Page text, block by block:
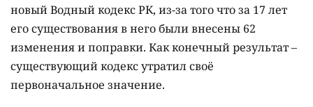
новый Водный кодекс РК, из-за того что за 17 лет
его существования в него были внесены 62
изменения и поправки. Как конечный результат –
существующий кодекс утратил своё
первоначальное значение.